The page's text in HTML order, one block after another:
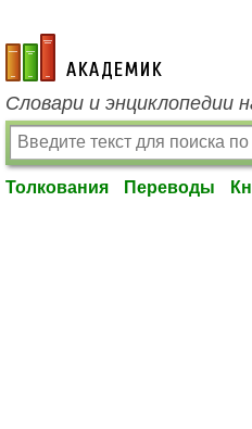
academic.ru
Словари и энциклопедии
Толкования Переводы